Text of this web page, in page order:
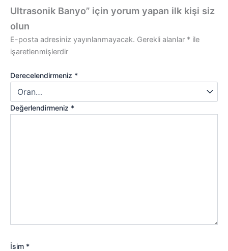
Ultrasonik Banyo” için yorum yapan ilk kişi siz
olun
E-posta adresiniz yayınlanmayacak. Gerekli alanlar * ile
işaretlenmişlerdir
Derecelendirmeniz *
Değerlendirmeniz *
İsim *